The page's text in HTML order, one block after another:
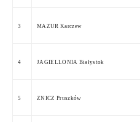
3 MAZUR Karczew
4 JAGIELLONIA Białystok
5 ZNICZ Pruszków